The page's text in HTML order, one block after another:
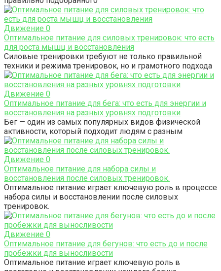
Движение 0
Оптимальное питание для силовых тренировок: что есть
для роста мышц и восстановления
Силовые тренировки требуют не только правильной
техники и режима тренировок, но и грамотного подхода
Движение 0
Оптимальное питание для бега: что есть для энергии и
восстановления на разных уровнях подготовки
Бег — один из самых популярных видов физической
активности, который подходит людям с разным
Движение 0
Оптимальное питание для набора силы и
восстановления после силовых тренировок.
Оптимальное питание играет ключевую роль в процессе
набора силы и восстановлении после силовых
тренировок.
Движение 0
Оптимальное питание для бегунов: что есть до и после
пробежки для выносливости
Оптимальное питание играет ключевую роль в